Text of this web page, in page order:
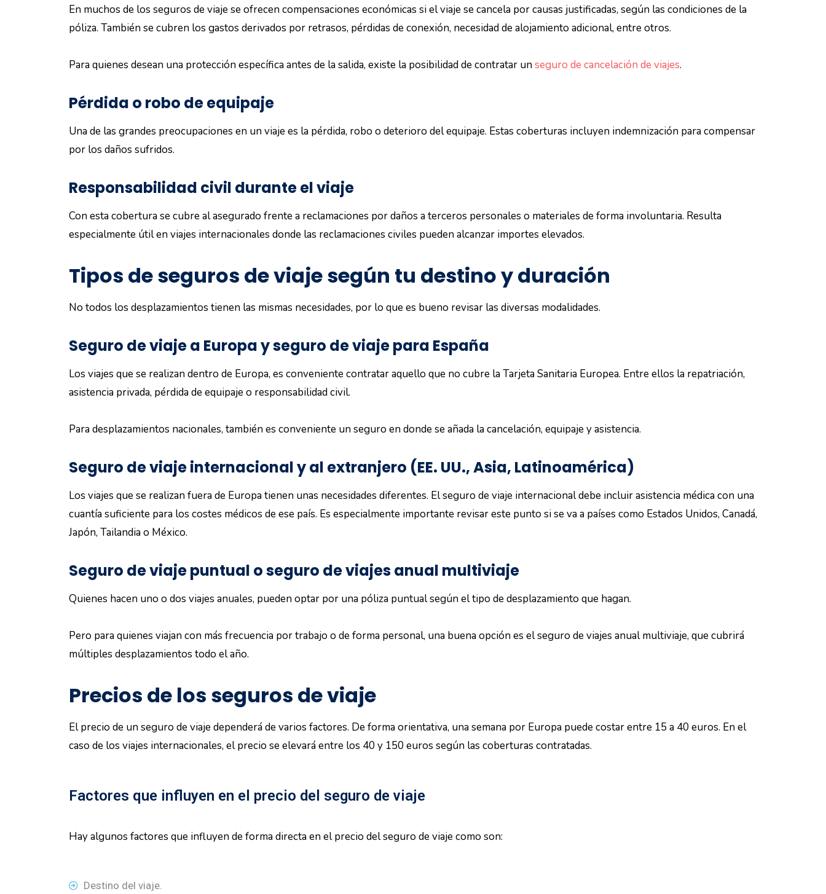
En muchos de los seguros de viaje se ofrecen compensaciones económicas si el viaje se cancela por causas justificadas, según las condiciones de la
póliza. También se cubren los gastos derivados por retrasos, pérdidas de conexión, necesidad de alojamiento adicional, entre otros.
Para quienes desean una protección específica antes de la salida, existe la posibilidad de contratar unseguro de cancelación de viajes.
Pérdida o robo de equipaje
Una de las grandes preocupaciones en un viaje es la pérdida, robo o deterioro del equipaje. Estas coberturas incluyen indemnización para compensar
por los daños sufridos.
Responsabilidad civil durante el viaje
Con esta cobertura se cubre al asegurado frente a reclamaciones por daños a terceros personales o materiales de forma involuntaria. Resulta
especialmente útil en viajes internacionales donde las reclamaciones civiles pueden alcanzar importes elevados.
Tipos de seguros de viaje según tu destino y duración
No todos los desplazamientos tienen las mismas necesidades, por lo que es bueno revisar las diversas modalidades.
Seguro de viaje a Europa y seguro de viaje para España
Los viajes que se realizan dentro de Europa, es conveniente contratar aquello que no cubre la Tarjeta Sanitaria Europea. Entre ellos la repatriación,
asistencia privada, pérdida de equipaje o responsabilidad civil.
Para desplazamientos nacionales, también es conveniente un seguro en donde se añada la cancelación, equipaje y asistencia.
Seguro de viaje internacional y al extranjero (EE. UU., Asia, Latinoamérica)
Los viajes que se realizan fuera de Europa tienen unas necesidades diferentes. El seguro de viaje internacional debe incluir asistencia médica con una
cuantía suficiente para los costes médicos de ese país. Es especialmente importante revisar este punto si se va a países como Estados Unidos, Canadá,
Japón, Tailandia o México.
Seguro de viaje puntual o seguro de viajes anual multiviaje
Quienes hacen uno o dos viajes anuales, pueden optar por una póliza puntual según el tipo de desplazamiento que hagan.
Pero para quienes viajan con más frecuencia por trabajo o de forma personal, una buena opción es el seguro de viajes anual multiviaje, que cubrirá
múltiples desplazamientos todo el año.
Precios de los seguros de viaje
El precio de un seguro de viaje dependerá de varios factores. De forma orientativa, una semana por Europa puede costar entre 15 a 40 euros. En el
caso de los viajes internacionales, el precio se elevará entre los 40 y 150 euros según las coberturas contratadas.
Factores que influyen en el precio del seguro de viaje
Hay algunos factores que influyen de forma directa en el precio del seguro de viaje como son:
Destino del viaje.